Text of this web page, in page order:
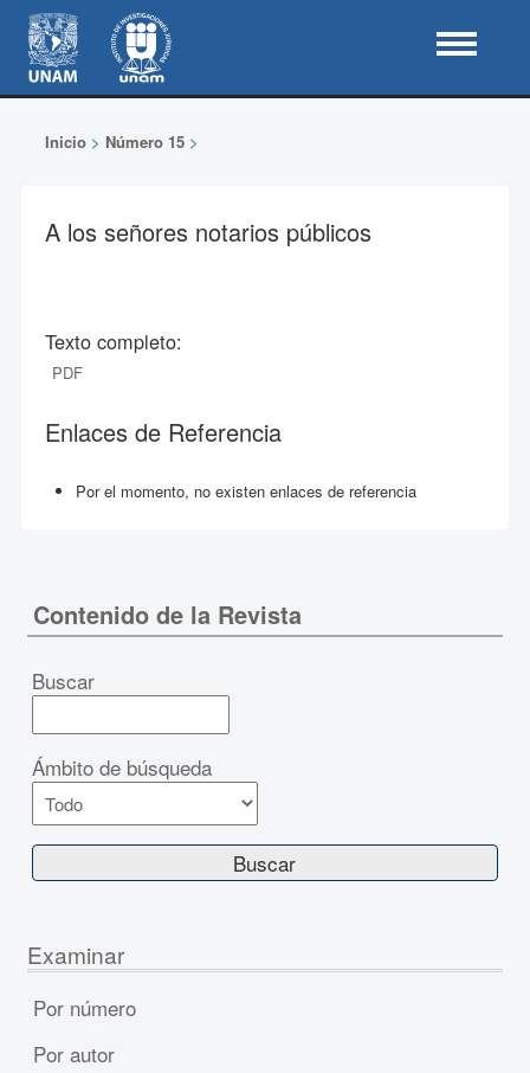
Inicio> Número 15>
A los señores notarios públicos
Texto completo:
PDF
Enlaces de Referencia
Por el momento, no existen enlaces de referencia
Contenido de la Revista
Buscar
Ámbito de búsqueda
Examinar
Por número
Por autor